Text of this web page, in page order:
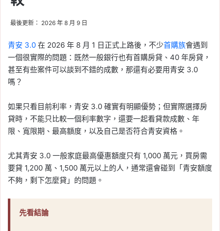
最後更新： 2026 年 8 月 9 日
青安 3.0 在 2026 年 8 月 1 日正式上路後，不少首購族會遇到
一個很實際的問題：既然一般銀行也有首購房貸、40 年房貸，
甚至有些案件可以談到不錯的成數，那還有必要用青安 3.0
嗎？
如果只看目前利率，青安 3.0 確實有明顯優勢；但實際選擇房
貸時，不能只比較一個利率數字，還要一起看貸款成數、年
限、寬限期、最高額度，以及自己是否符合青安資格。
尤其青安 3.0 一般家庭最高優惠額度只有 1,000 萬元，買房需
要貸 1,200 萬、1,500 萬元以上的人，通常還會碰到「青安額度
不夠，剩下怎麼貸」的問題。
先看結論